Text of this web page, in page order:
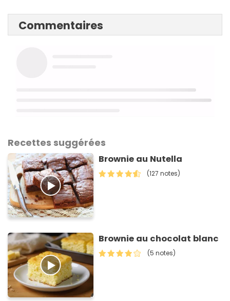
Commentaires
Recettes suggérées
Brownie au Nutella
(127 notes)
Brownie au chocolat blanc
(5 notes)